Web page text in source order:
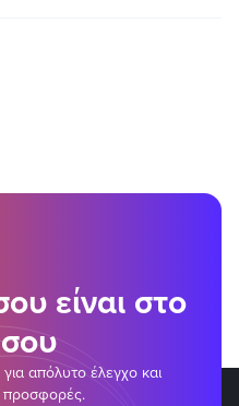
είναι στο
απόλυτο έλεγχο και
προσφορές.